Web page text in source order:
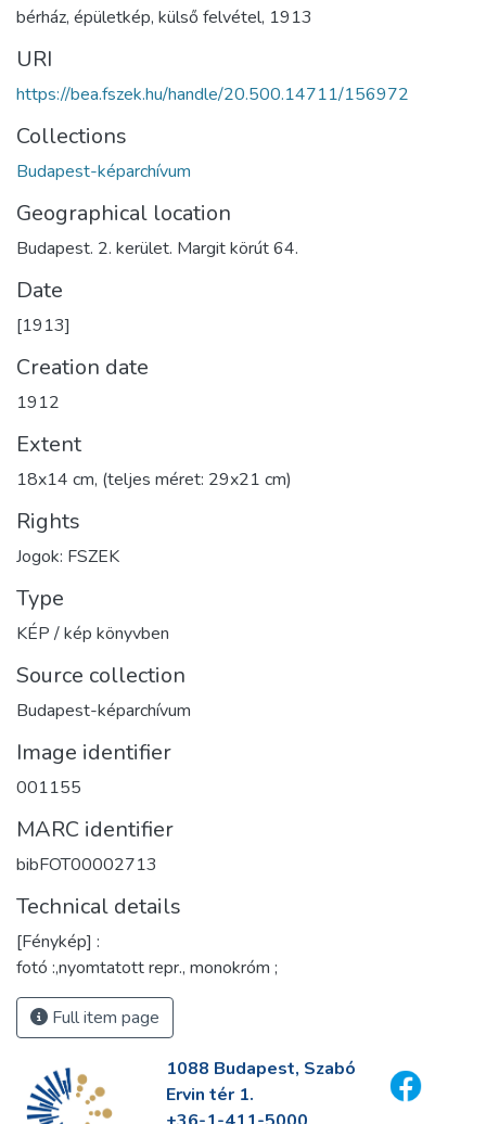
bérház, épületkép, külső felvétel, 1913
URI
https://bea.fszek.hu/handle/20.500.14711/156972
Collections
Budapest-képarchívum
Geographical location
Budapest. 2. kerület. Margit körút 64.
Date
[1913]
Creation date
1912
Extent
18x14 cm, (teljes méret: 29x21 cm)
Rights
Jogok: FSZEK
Type
KÉP / kép könyvben
Source collection
Budapest-képarchívum
Image identifier
001155
MARC identifier
bibFOT00002713
Technical details
[Fénykép] :
fotó :,nyomtatott repr., monokróm ;
Full item page
1088 Budapest, Szabó
Ervin tér 1.